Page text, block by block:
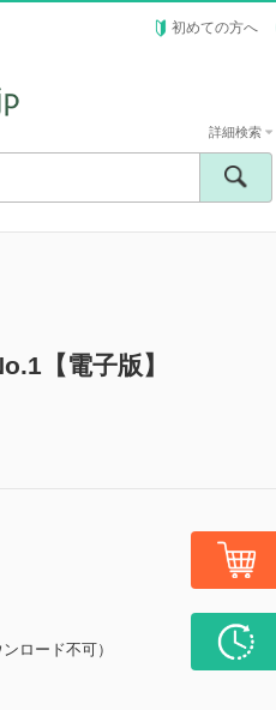
初めての方へ
詳細検索
【電子版】
ロード不可）